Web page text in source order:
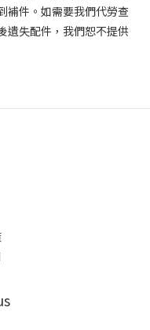
補件。如需要我們代勞查
遺失配件，我們恕不提供